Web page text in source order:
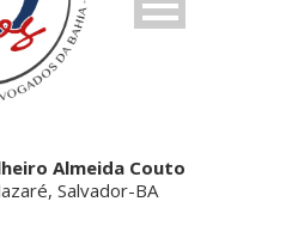
Almeida Couto
Salvador-BA